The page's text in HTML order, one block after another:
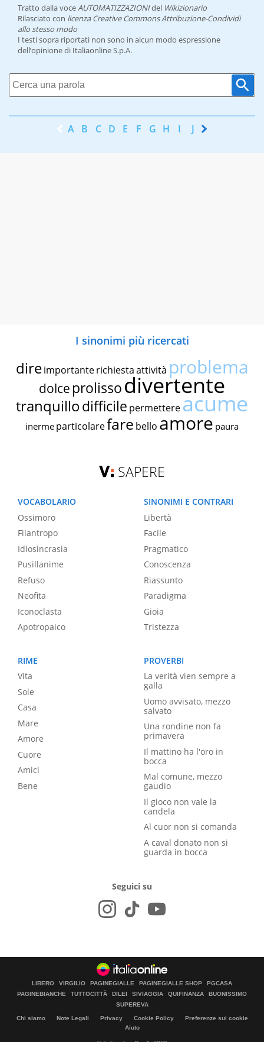
Tratto dalla voceAUTOMATIZZAZIONIdel Wikizionario
Rilasciato con licenza Creative Commons Attribuzione-Condividi
allo stesso modo
I testi sopra riportati non sono in alcun modo espressione
dell’opinione di Italiaonline S.p.A.
A B C D E F G H I J K
I sinonimi più ricercati
dire importante richiestaattività problema
dolce prolissodivertente
tranquillodifficile permettereacume
inerme particolarefare bello amore paura
SAPERE
VOCABOLARIO
Ossimoro
Filantropo
Idiosincrasia
Pusillanime
Refuso
Neofita
Iconoclasta
Apotropaico
SINONIMI E CONTRARI
Libertà
Facile
Pragmatico
Conoscenza
Riassunto
Paradigma
Gioia
Tristezza
RIME
Vita
Sole
Casa
Mare
Amore
Cuore
Amici
Bene
PROVERBI
La verità vien sempre a
galla
Uomo avvisato, mezzo
salvato
Una rondine non fa
primavera
Il mattino ha l'oro in
bocca
Mal comune, mezzo
gaudio
Il gioco non vale la
candela
Al cuor non si comanda
A caval donato non si
guarda in bocca
Seguici su
LIBERO VIRGILIO PAGINEGIALLE PAGINEGIALLE SHOP
PGCASA
PAGINEBIANCHE
TUTTOCITTÀ DILEI SIVIAGGIA QUIFINANZA
BUONISSIMO
SUPEREVA
Chi siamo Note Legali Privacy Cookie Policy
Preferenze sui cookie
Aiuto